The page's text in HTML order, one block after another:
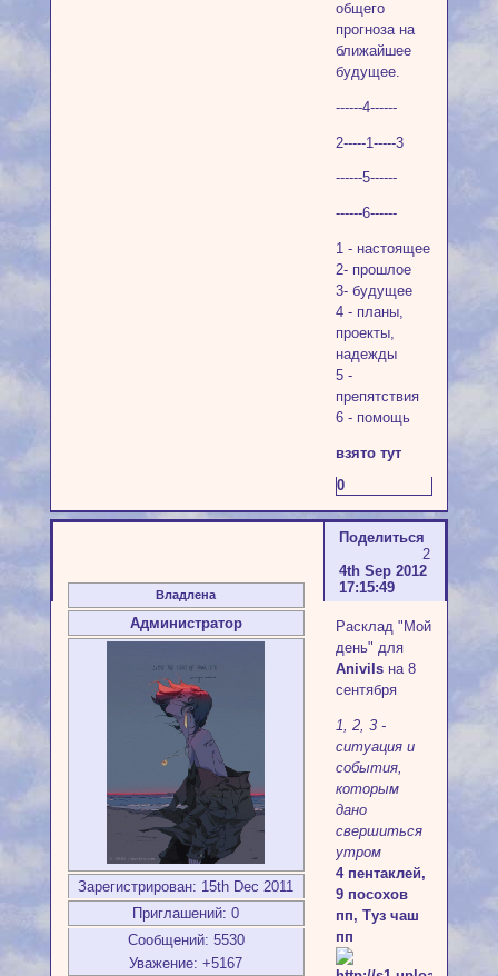
общего
прогноза на
ближайшее
будущее.
------4------
2-----1-----3
------5------
------6------
1 - настоящее
2- прошлое
3- будущее
4 - планы,
проекты,
надежды
5 -
препятствия
6 - помощь
взято тут
0
Поделиться
2
4th Sep 2012
17:15:49
Владлена
Администратор
Зарегистрирован: 15th Dec 2011
Приглашений: 0
Сообщений: 5530
Уважение: +5167
Расклад "Мой
день" для
Anivilsна 8
сентября
1, 2, 3 -
ситуация и
события,
которым
дано
свершиться
утром
4 пентаклей,
9 посохов
пп, Туз чаш
пп